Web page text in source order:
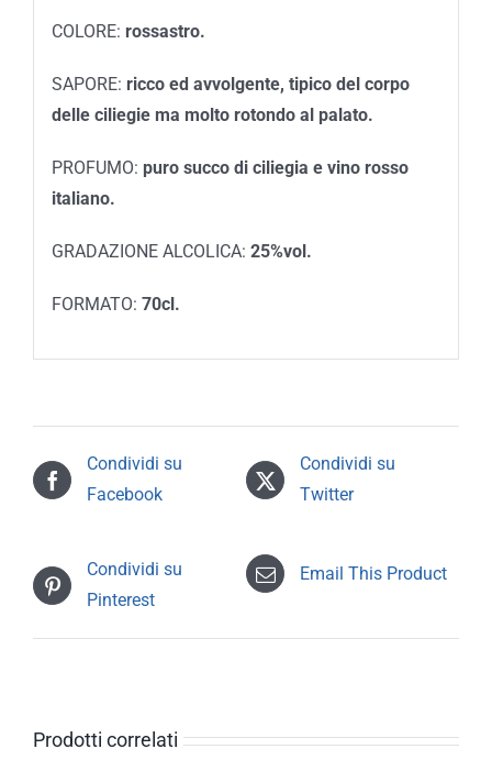
COLORE: rossastro.
SAPORE: ricco ed avvolgente, tipico del corpo
delle ciliegie ma molto rotondo al palato.
PROFUMO: puro succo di ciliegia e vino rosso
italiano.
GRADAZIONE ALCOLICA: 25%vol.
FORMATO: 70cl.
Condividi su
Facebook
Condividi su
Twitter
Condividi su
Pinterest
Email This Product
Prodotti correlati